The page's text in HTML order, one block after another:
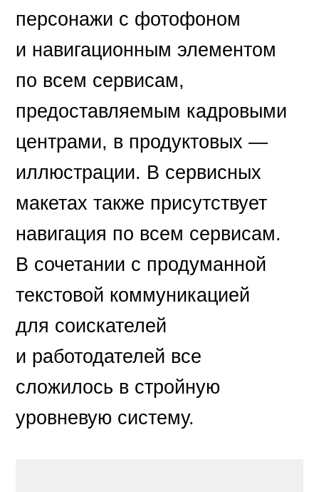
персонажи с фотофоном
и навигационным элементом
по всем сервисам,
предоставляемым кадровыми
центрами, в продуктовых —
иллюстрации. В сервисных
макетах также присутствует
навигация по всем сервисам.
В сочетании с продуманной
текстовой коммуникацией
для соискателей
и работодателей все
сложилось в стройную
уровневую систему.